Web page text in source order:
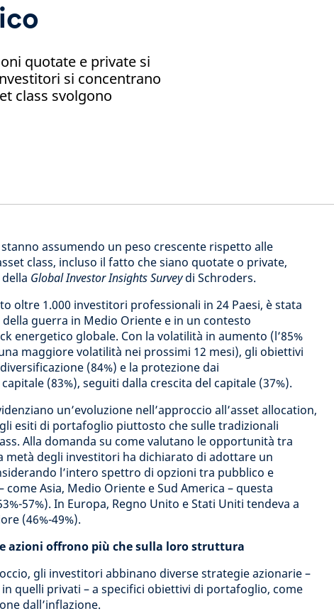
quotate e private si
si concentrano
class svolgono
assumendo un peso crescente rispetto alle
class, incluso il fatto che siano quotate o private,
Global Investor Insights Surveydi Schroders.
oltre 1.000 investitori professionali in 24 Paesi, è stata
guerra in Medio Oriente e in un contesto
energetico globale. Con la volatilità in aumento (l’85%
maggiore volatilità nei prossimi 12 mesi), gli obiettivi
(84%) e la protezione dai
(83%), seguiti dalla crescita del capitale (37%).
un’evoluzione nell’approccio all’asset allocation,
esiti di portafoglio piuttosto che sulle tradizionali
Alla domanda su come valutano le opportunità tra
metà degli investitori ha dichiarato di adottare un
l’intero spettro di opzioni tra pubblico e
Asia, Medio Oriente e Sud America – questa
57%). In Europa, Regno Unito e Stati Uniti tendeva a
(46%-49%).
azioni offrono più che sulla loro struttura
gli investitori abbinano diverse strategie azionarie –
quelli privati – a specifici obiettivi di portafoglio, come
dall’inflazione.